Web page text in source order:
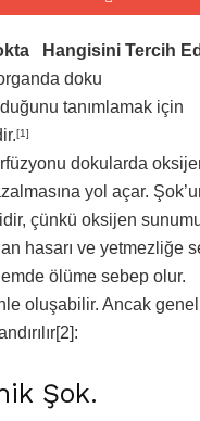
Hangisini Tercih
doku
tanımlamak için
[1]
dokularda
yol açar.
çünkü oksijen
hasarı ve yetmezliğe
ölüme sebep olur.
oluşabilir. Ancak
Şok.